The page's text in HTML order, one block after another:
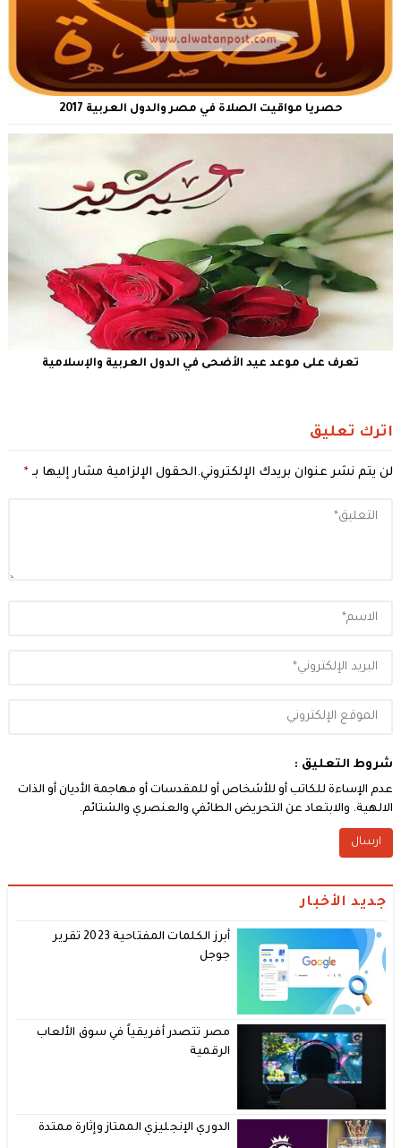
حصريا مواقيت الصلاة في مصر والدول العربية 2017
تعرف على موعد عيد الأضحى في الدول العربية والإسلامية
اترك تعليق
لن يتم نشر عنوان بريدك الإلكتروني.الحقول الإلزامية مشار إليها بـ *
شروط التعليق :
عدم الإساءة للكاتب أو للأشخاص أو للمقدسات أو مهاجمة الأديان أو الذات
الالهية. والابتعاد عن التحريض الطائفي والعنصري والشتائم.
جديد الأخبار
أبرز الكلمات المفتاحية 2023 تقرير
جوجل
مصر تتصدر أفريقياً في سوق الألعاب
الرقمية
الدوري الإنجليزي الممتاز وإثارة ممتدة